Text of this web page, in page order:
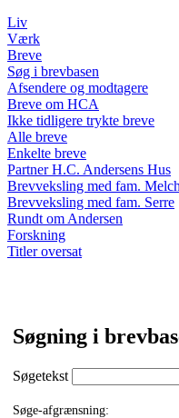
Liv
Værk
Breve
Søg i brevbasen
Afsendere og modtagere
Breve om HCA
Ikke tidligere trykte breve
Alle breve
Enkelte breve
Partner H.C. Andersens Hus
Brevveksling med fam.
Brevveksling med fam. Serre
Rundt om Andersen
Forskning
Titler oversat
Søgning i
Søgetekst
Søge-afgrænsning: